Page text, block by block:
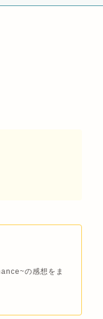
の感想をま